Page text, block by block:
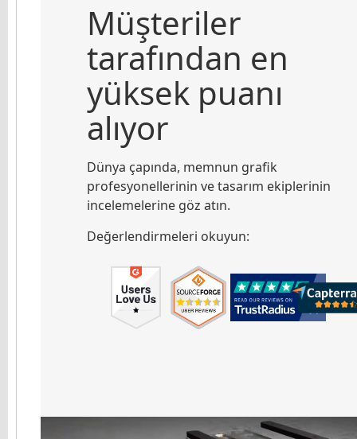
Müşteriler
tarafından en
yüksek puanı
alıyor
Dünya çapında, memnun grafik
profesyonellerinin ve tasarım ekiplerinin
incelemelerine göz atın.
Değerlendirmeleri okuyun: